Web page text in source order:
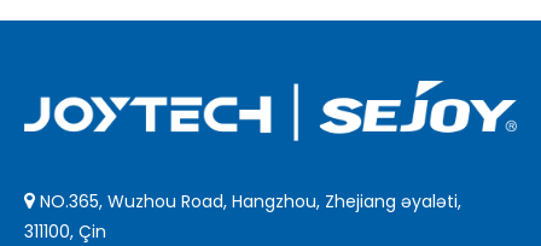
 NO.365, Wuzhou Road, Hangzhou, Zhejiang əyaləti,
311100, Çin